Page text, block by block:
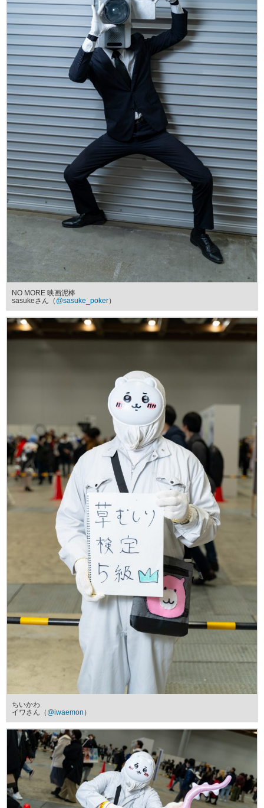
NO MORE 映画泥棒
sasukeさん（ @sasuke_poker）
ちいかわ
イワさん（ @iwaemon ）